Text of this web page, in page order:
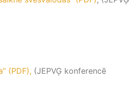
(PDF), (JEPVĢ konferencē